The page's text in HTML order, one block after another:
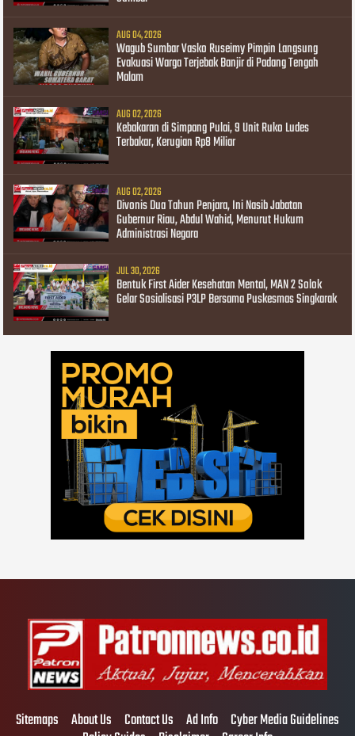
AUG 04, 2026
Wagub Sumbar Vasko Ruseimy Pimpin Langsung
Evakuasi Warga Terjebak Banjir di Padang Tengah
Malam
AUG 02, 2026
Kebakaran di Simpang Pulai, 9 Unit Ruko Ludes
Terbakar, Kerugian Rp8 Miliar
AUG 02, 2026
Divonis Dua Tahun Penjara, Ini Nasib Jabatan
Gubernur Riau, Abdul Wahid, Menurut Hukum
Administrasi Negara
JUL 30, 2026
Bentuk First Aider Kesehatan Mental, MAN 2 Solok
Gelar Sosialisasi P3LP Bersama Puskesmas Singkarak
Sitemaps About Us Contact Us Ad Info Cyber Media Guidelines